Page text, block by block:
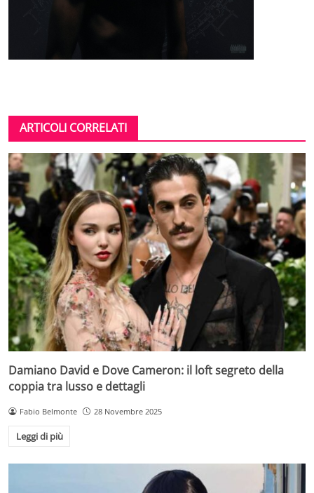
ARTICOLI CORRELATI
Damiano David e Dove Cameron: il loft segreto della
coppia tra lusso e dettagli
Fabio Belmonte 28 Novembre 2025
Leggi di più